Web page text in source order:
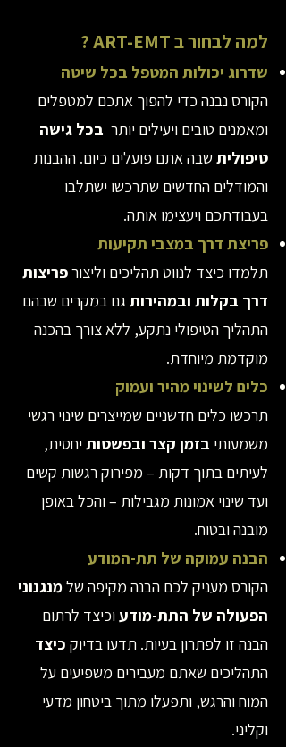
למה לבחור ב ART-EMT ?
שדרוג יכולות המטפל בכל שיטה
הקורס נבנה כדי להפוך אתכם למטפלים
ומאמנים טובים ויעילים יותר בכל גישה
טיפוליתשבה אתם פועלים כיום. ההבנות
והמודלים החדשים שתרכשו ישתלבו
בעבודתכם ויעצימו אותה.
פריצת דרך במצבי תקיעות
תלמדו כיצד לנווט תהליכים וליצורפריצות
דרך בקלות ובמהירות גם במקרים שבהם
התהליך הטיפולי נתקע, ללא צורך בהכנה
מוקדמת מיוחדת.
כלים לשינוי מהיר ועמוק
תרכשו כלים חדשניים שמייצרים שינוי רגשי
משמעותי בזמן קצר ובפשטותיחסית,
לעיתים בתוך דקות – מפירוק רגשות קשים
ועד שינוי אמונות מגבילות – והכל באופן
מובנה ובטוח.
הבנה עמוקה של תת-המודע
הקורס מעניק לכם הבנה מקיפה שלמנגנוני
הפעולה של התת-מודעוכיצד לרתום
הבנה זו לפתרון בעיות. תדעו בדיוק כיצד
התהליכים שאתם מעבירים משפיעים על
המוח והרגש, ותפעלו מתוך ביטחון מדעי
וקליני.